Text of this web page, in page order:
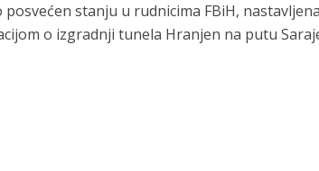
stanju u rudnicima FBiH,
o izgradnji tunela Hranjen na putu